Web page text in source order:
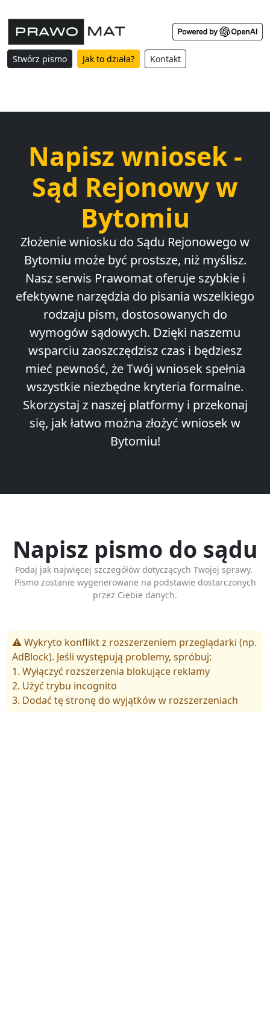
Stwórz pismo Jak to działa? Kontakt
Napisz wniosek -
Sąd Rejonowy w
Bytomiu
Złożenie wniosku do Sądu Rejonowego w
Bytomiu może być prostsze, niż myślisz.
Nasz serwis Prawomat oferuje szybkie i
efektywne narzędzia do pisania wszelkiego
rodzaju pism, dostosowanych do
wymogów sądowych. Dzięki naszemu
wsparciu zaoszczędzisz czas i będziesz
mieć pewność, że Twój wniosek spełnia
wszystkie niezbędne kryteria formalne.
Skorzystaj z naszej platformy i przekonaj
się, jak łatwo można złożyć wniosek w
Bytomiu!
Napisz pismo do sądu
Podaj jak najwięcej szczegółów dotyczących Twojej sprawy.
Pismo zostanie wygenerowane na podstawie dostarczonych
przez Ciebie danych.
⚠️ Wykryto konflikt z rozszerzeniem przeglądarki (np.
AdBlock). Jeśli występują problemy, spróbuj:
1. Wyłączyć rozszerzenia blokujące reklamy
2. Użyć trybu incognito
3. Dodać tę stronę do wyjątków w rozszerzeniach